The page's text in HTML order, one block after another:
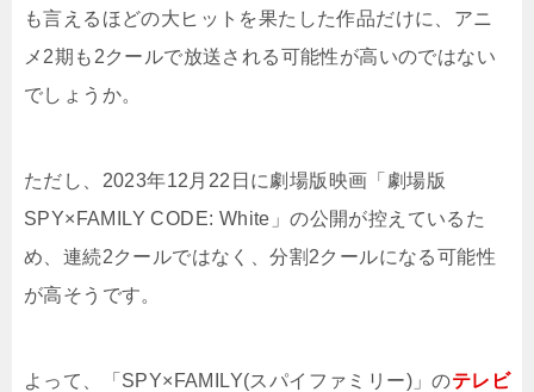
も言えるほどの大ヒットを果たした作品だけに、アニ
メ2期も2クールで放送される可能性が高いのではない
でしょうか。
ただし、2023年12月22日に劇場版映画「劇場版
SPY×FAMILY CODE: White」の公開が控えているた
め、連続2クールではなく、分割2クールになる可能性
が高そうです。
よって、「SPY×FAMILY(スパイファミリー)」のテレビ